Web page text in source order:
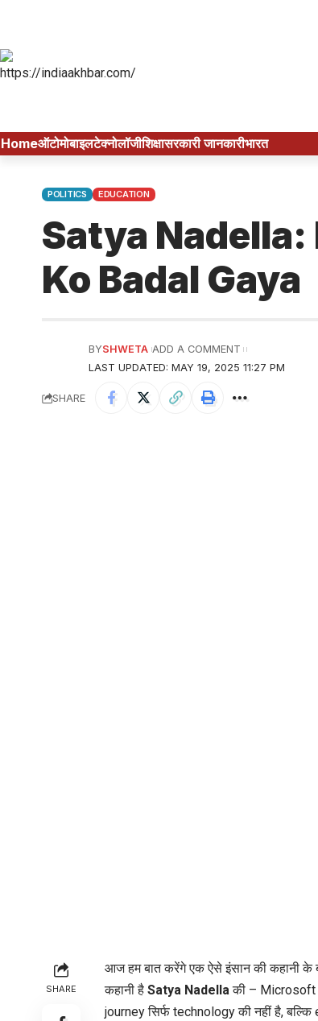
Homeऑटोमोबाइलटेक्नोलॉजीशिक्षासरकारी जानकारीभारत
POLITICS EDUCATION
Satya Nadella:
Ko Badal Gaya
LAST UPDATED: MAY 19, 2025 11:27 PM
BYSHWETA ADD A COMMENT
SHARE
SHARE
आज हम बात करेंगे एक ऐसे इंसान की कहानी के
कहानी है Satya Nadellaकी – Microsoft
journey सिर्फ technology की नहीं है,